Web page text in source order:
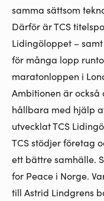
samma sättsom
Därför är TCS
Lidingöloppet –
för många lopp
maratonloppen i
Ambitionen är
hållbara med hjälp
utvecklatTCS
TCS stödjer företag
ett bättre samhälle.
for Peace i Norge.
till Astrid Lindgrens